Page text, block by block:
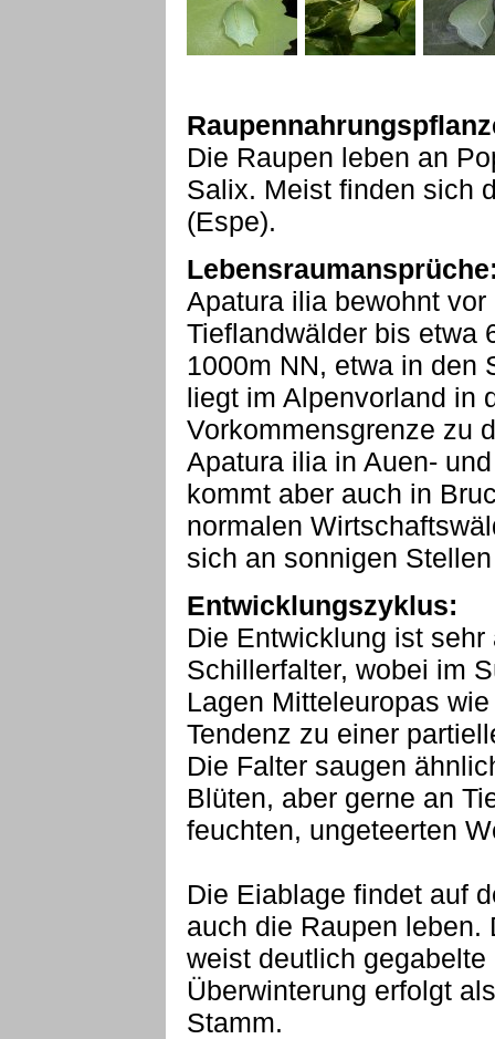
Die Raupen leben an
Salix. Meist finden sich
(Espe).
Apatura ilia bewohnt
Tieflandwälder bis etwa
1000m NN, etwa in den
liegt im Alpenvorland in
Vorkommensgrenze zu
Apatura ilia in Auen-
kommt aber auch in
normalen
sich an sonnigen
Entwicklungszyklus:
Die Entwicklung ist
Schillerfalter, wobei im
Lagen Mitteleuropas
Tendenz zu einer
Die Falter saugen
Blüten, aber gerne an
feuchten, ungeteerten
Die Eiablage findet auf
auch die Raupen leben.
weist deutlich
Überwinterung erfolgt
Stamm.